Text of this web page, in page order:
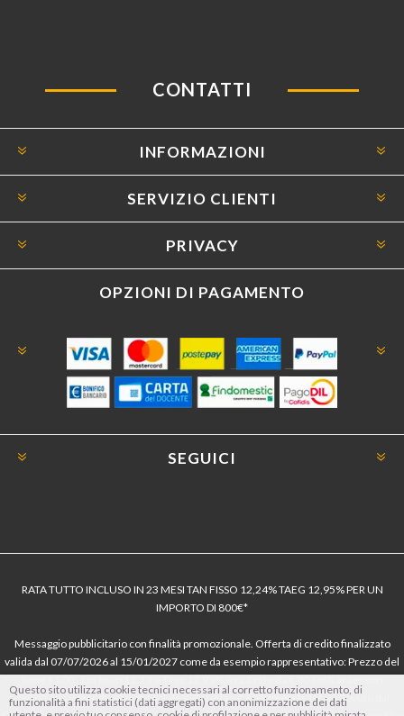
CONTATTI
INFORMAZIONI
SERVIZIO CLIENTI
PRIVACY
OPZIONI DI PAGAMENTO
SEGUICI
RATA TUTTO INCLUSO IN 23 MESI TAN FISSO 12,24% TAEG 12,95% PER UN
IMPORTO DI 800€*
Messaggio pubblicitario con finalità promozionale. Offerta di credito finalizzato
valida dal 07/07/2026 al 15/01/2027 come da esempio rappresentativo: Prezzo del
dell’offerta azzerati. Importo totale del credito € 800. Importo totale dovuto dal
Questo sito utilizza cookie tecnici necessari al corretto funzionamento, di
funzionalità a fini statistici (dati aggregati) con anonimizzazione dei dati